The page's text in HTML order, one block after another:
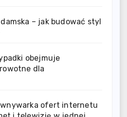
– jak budować styl
obejmuje
dla
ofert internetu